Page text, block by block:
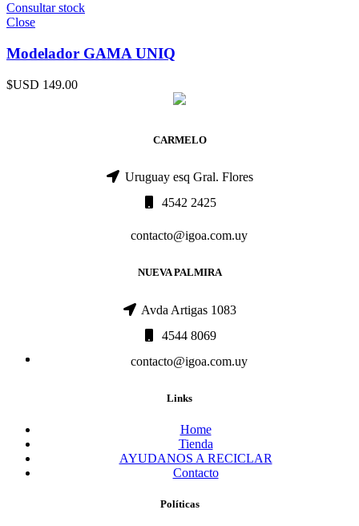
Consultar stock
Close
Modelador GAMA UNIQ
$USD 149.00
CARMELO
Uruguay esq Gral. Flores
4542 2425
contacto@igoa.com.uy
NUEVA PALMIRA
Avda Artigas 1083
4544 8069
contacto@igoa.com.uy
Links
Home
Tienda
AYUDANOS A RECICLAR
Contacto
Políticas